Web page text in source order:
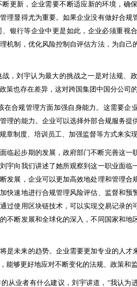
更新，企业需要不断适应新的环境，确
理显得尤为重要。如果企业没有做好合规
银行等企业中更是如此，企业必须重视
机制，优化风险控制自评估方法，为自己
，刘宇认为最大的挑战之一是对法规、
策也存在差异，这对跨国集团中国分公司
在合规管理方面加强自身能力。这需要企
理的能力。企业可以选择外部合规服务提
章制度、培训员工、加强监督等方式来实
临起步期的发展，政府部门不断完善这一
宇向我们讲述了她所观察到这一职业面临
发展，企业可以更加高效地处理和管理合
快速地进行合规管理风险评估、监督和预
过使用区块链技术，可以实现交易记录的
不断发展和全球化的深入，不同国家和地
是未来的趋势。企业需要更加专业的人才
能够更好地应对不断变化的法规、政策和监
从业者有什么建议，刘宇讲道，“我认为